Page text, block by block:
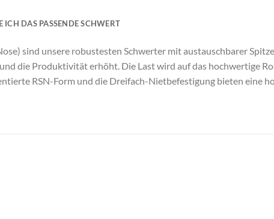
ICH DAS PASSENDE SCHWERT
sind unsere robustesten Schwerter mit austauschbarer
die Produktivität erhöht. Die Last wird auf das hochwertige
RSN-Form und die Dreifach-Nietbefestigung bieten eine